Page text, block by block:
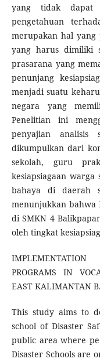
yang tidak dapat
pengetahuan
merupakan hal yang
yang harus dimiliki
prasarana yang
penunjang
menjadi suatu
negara yang
Penelitian ini
penyajian analisis
dikumpulkan dari
sekolah, guru
kesiapsiagaan
bahaya di daerah
menunjukkan bahwa
di SMKN 4
oleh tingkat
PROGRAMS IN
EAST KALIMANTAN
This study aims to
school of Disaster
public area where
Disaster Schools are